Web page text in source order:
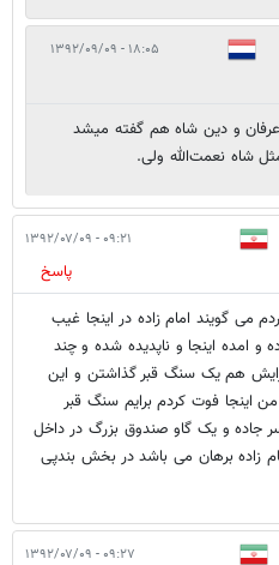
۱۸:۰۵ - ۱۳۹۲/۰۹/۰۹
عرفان و دین شاه هم گفته میشد
شاه نعمت‌الله ولی.
۰۹:۲۱ - ۱۳۹۲/۰۷/۰۹
پاسخ
می گویند امام زاده در اینجا غیب
امده اینجا و ناپدیده شده و چند
هم یک سنگ قبر گذاشتن و این
اینجا فوت کردم برایم سنگ قبر
سر جاده و یک گاو صندوق بزرگ در داخل
زاده برهان می باشد در بخش بندپی
۰۹:۲۷ - ۱۳۹۲/۰۷/۰۹